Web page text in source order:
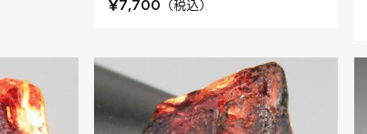
¥7,700 （税込）